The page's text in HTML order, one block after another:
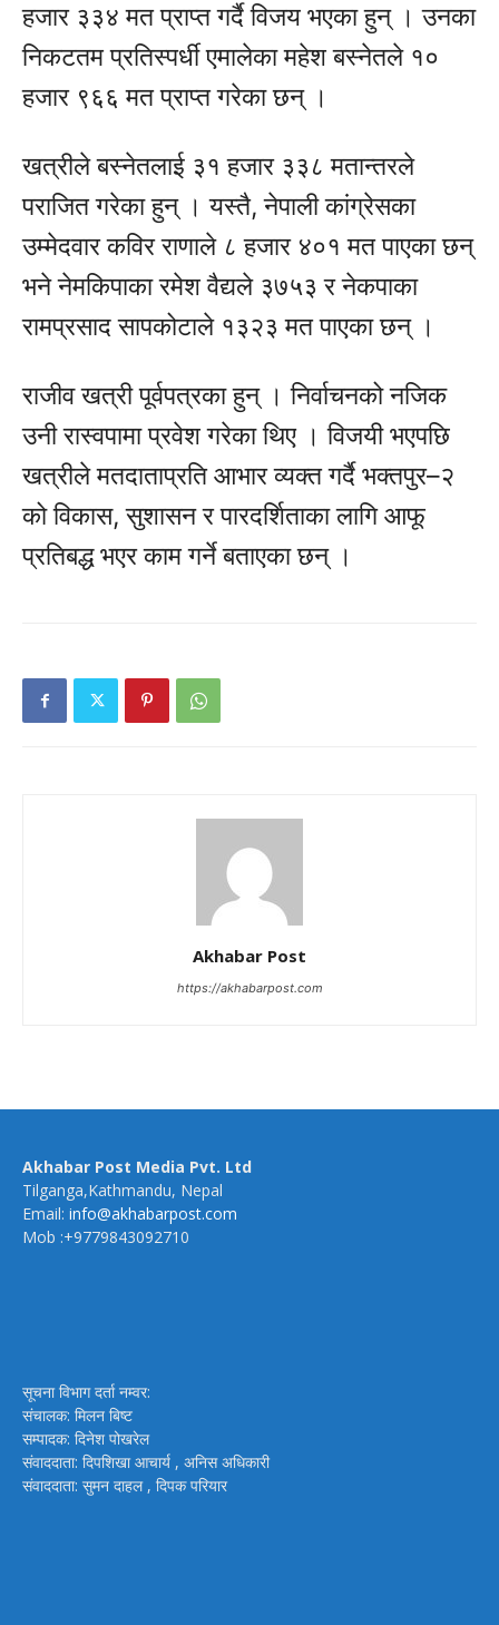
हजार ३३४ मत प्राप्त गर्दै विजय भएका हुन् । उनका
निकटतम प्रतिस्पर्धी एमालेका महेश बस्नेतले १०
हजार ९६६ मत प्राप्त गरेका छन् ।
खत्रीले बस्नेतलाई ३१ हजार ३३८ मतान्तरले
पराजित गरेका हुन् । यस्तै, नेपाली कांग्रेसका
उम्मेदवार कविर राणाले ८ हजार ४०१ मत पाएका छन्
भने नेमकिपाका रमेश वैद्यले ३७५३ र नेकपाका
रामप्रसाद सापकोटाले १३२३ मत पाएका छन् ।
राजीव खत्री पूर्वपत्रका हुन् । निर्वाचनको नजिक
उनी रास्वपामा प्रवेश गरेका थिए । विजयी भएपछि
खत्रीले मतदाताप्रति आभार व्यक्त गर्दै भक्तपुर–२
को विकास, सुशासन र पारदर्शिताका लागि आफू
प्रतिबद्ध भएर काम गर्ने बताएका छन् ।
Akhabar Post
https://akhabarpost.com
Akhabar Post Media Pvt. Ltd
Tilganga,Kathmandu, Nepal
Email: info@akhabarpost.com
Mob :+9779843092710
सूचना विभाग दर्ता नम्वर:
संचालक: मिलन बिष्ट
सम्पादक: दिनेश पोखरेल
संवाददाता: दिपशिखा आचार्य , अनिस अधिकारी
संवाददाता: सुमन दाहल , दिपक परियार